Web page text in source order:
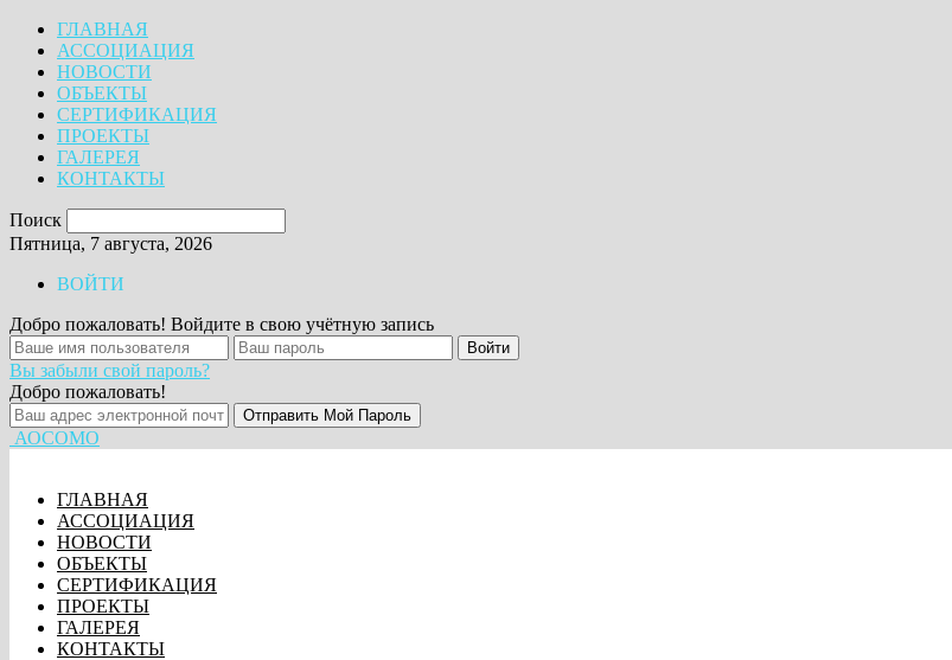
ГЛАВНАЯ
АССОЦИАЦИЯ
НОВОСТИ
ОБЪЕКТЫ
СЕРТИФИКАЦИЯ
ПРОЕКТЫ
ГАЛЕРЕЯ
КОНТАКТЫ
Поиск
Пятница, 7 августа, 2026
ВОЙТИ
Добро пожаловать! Войдите в свою учётную запись
Вы забыли свой пароль?
Добро пожаловать!
АОСОМО
ГЛАВНАЯ
АССОЦИАЦИЯ
НОВОСТИ
ОБЪЕКТЫ
СЕРТИФИКАЦИЯ
ПРОЕКТЫ
ГАЛЕРЕЯ
КОНТАКТЫ